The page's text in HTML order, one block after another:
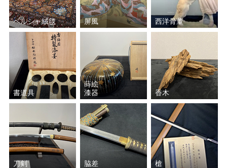
ジャン＝ピエール・カシニ
ョール
斎藤 真一
田崎 広助 原 精一
ジャン・ジャンセン
クリスチャン・リース・ラ
ッセン
元永 定正
斎藤 清 岡田 三郎助
小林 和作
ペルシャ絨毯 屏風 西洋骨董
書道具
蒔絵
漆器
香木
刀剣 脇差 槍